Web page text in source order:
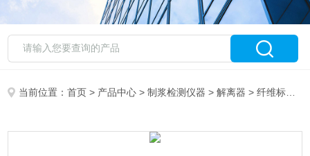
当前位置：首页 > 产品中心 >制浆检测仪器 >解离器 > 纤维标准解离试验机ZB-XW